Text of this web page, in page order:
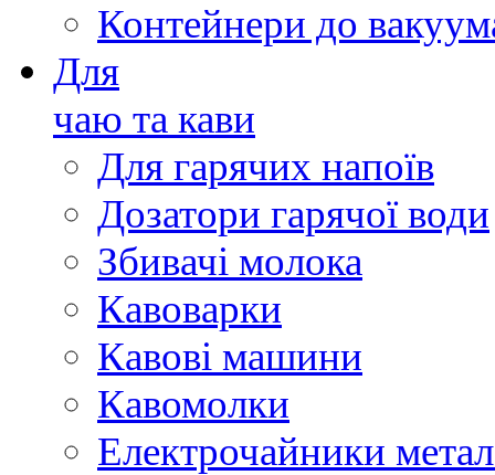
Контейнери до
Для
чаю та кави
Для гарячих напоїв
Дозатори гарячої води
Збивачі молока
Кавоварки
Кавові машини
Кавомолки
Електрочайники